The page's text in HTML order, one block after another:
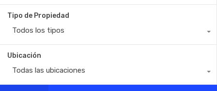
Tipo de Propiedad
Todos los tipos
Ubicación
Todas las ubicaciones